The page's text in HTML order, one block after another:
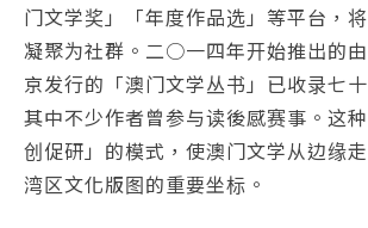
门文学奖」「年度作品选」等平台，
凝聚为社群。二○一四年开始推出的
京发行的「澳门文学丛书」已收录七
其中不少作者曾参与读後感赛事。这
创促研」的模式，使澳门文学从边缘
湾区文化版图的重要坐标。